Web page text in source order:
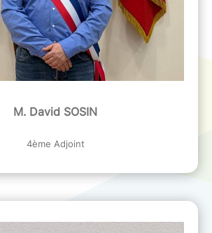
M. David SOSIN
4ème Adjoint